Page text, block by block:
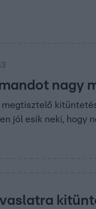
nagy
megtisztelő
jól esik neki,